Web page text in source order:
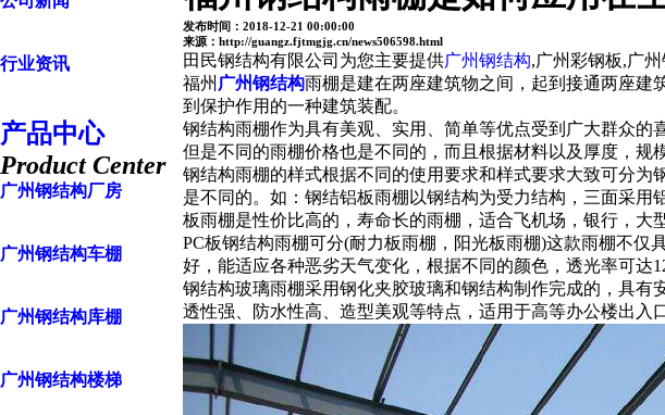
行业资讯
产品中心
Product Center
广州钢结构厂房
广州钢结构车棚
广州钢结构库棚
广州钢结构楼梯
发布时间：2018-12-21 00:00:00
来源：http://guangz.fjtmgjg.cn/news506598.html
田民钢结构有限公司为您主要提供广州钢结构,广州彩钢板,广
福州 广州钢结构雨棚是建在两座建筑物之间，起到接通两座建
到保护作用的一种建筑装配。
钢结构雨棚作为具有美观、实用、简单等优点受到广大群众的
但是不同的雨棚价格也是不同的，而且根据材料以及厚度，规
钢结构雨棚的样式根据不同的使用要求和样式要求大致可分
是不同的。如：钢结铝板雨棚以钢结构为受力结构，三面采
板雨棚是性价比高的，寿命长的雨棚，适合飞机场，银行，大
PC板钢结构雨棚可分(耐力板雨棚，阳光板雨棚)这款雨棚不
好，能适应各种恶劣天气变化，根据不同的颜色，透光率可达
钢结构玻璃雨棚采用钢化夹胶玻璃和钢结构制作完成的，具
透性强、防水性高、造型美观等特点，适用于高等办公楼出入